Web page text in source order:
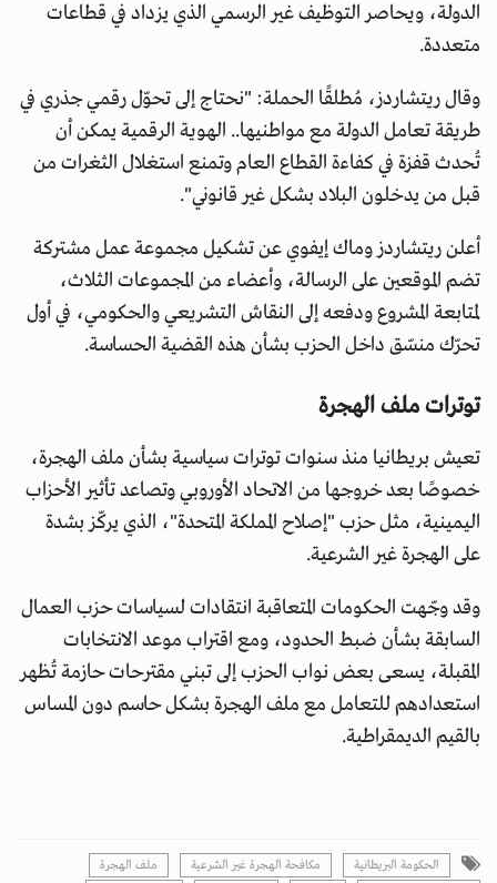
الدولة، ويحاصر التوظيف غير الرسمي الذي يزداد في قطاعات
متعددة.
وقال ريتشاردز، مُطلقًا الحملة: "نحتاج إلى تحوّل رقمي جذري في
طريقة تعامل الدولة مع مواطنيها.. الهوية الرقمية يمكن أن
تُحدث قفزة في كفاءة القطاع العام وتمنع استغلال الثغرات من
قبل من يدخلون البلاد بشكل غير قانوني".
أعلن ريتشاردز وماك إيفوي عن تشكيل مجموعة عمل مشتركة
تضم الموقعين على الرسالة، وأعضاء من المجموعات الثلاث،
لمتابعة المشروع ودفعه إلى النقاش التشريعي والحكومي، في أول
تحرّك منسّق داخل الحزب بشأن هذه القضية الحساسة.
توترات ملف الهجرة
تعيش بريطانيا منذ سنوات توترات سياسية بشأن ملف الهجرة،
خصوصًا بعد خروجها من الاتحاد الأوروبي وتصاعد تأثير الأحزاب
اليمينية، مثل حزب "إصلاح المملكة المتحدة"، الذي يركّز بشدة
على الهجرة غير الشرعية.
وقد وجّهت الحكومات المتعاقبة انتقادات لسياسات حزب العمال
السابقة بشأن ضبط الحدود، ومع اقتراب موعد الانتخابات
المقبلة، يسعى بعض نواب الحزب إلى تبني مقترحات حازمة تُظهر
استعدادهم للتعامل مع ملف الهجرة بشكل حاسم دون المساس
بالقيم الديمقراطية.
الحكومة البريطانية مكافحة الهجرة غير الشرعية ملف الهجرة